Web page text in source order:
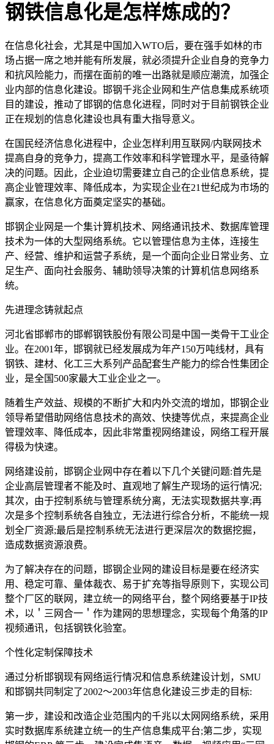
钢铁信息化是怎样炼成的？
在信息化社会，尤其是中国加入WTO后，要在强手如林的市
场占据一席之地并能有所发展，就必须提升企业自身的竞争力
和抗风险能力，而摆在面前的唯一出路就是顺应潮流，加强企
业内部的信息化建设。邯钢千兆企业网和生产信息集成系统项
目的建设，推动了邯钢的信息化进程，同时对于目前钢铁企业
正在规划的信息化建设也具有重大指导意义。
在国民经济信息化进程中，企业怎样利用互联网/内联网技术
提高自身的竞争力，提高工作效率和科学管理水平，是亟待解
决的问题。因此，企业迫切需要建立自己的企业信息系统，提
高企业管理效率、降低成本，为实现企业在21世纪成为市场的
赢家，在信息化方面奠定坚实的基础。
邯钢企业网是一个集计算机技术、网络通讯技术、数据库管理
技术为一体的大型网络系统。它以管理信息为主体，连接生
产、经营、维护和运营子系统，是一个面向企业日常业务、立
足生产、面向社会服务、辅助领导决策的计算机信息网络系
统。
先进理念铸就起点
河北省邯郸市的邯郸钢铁股份有限公司是中国一类骨干工业企
业。在2001年，邯钢就已经发展成为年产150万吨线材，具有
钢铁、建材、化工三大系列产品配套生产能力的综合性集团企
业，是全国500家最大工业企业之一。
随着生产效益、规模的不断扩大和内外交流的增加，邯钢企业
领导希望借助网络信息技术的高效、快捷等优点，来提高企业
管理效率、降低成本，因此非常重视网络建设，网络工程开展
得极为快速。
网络建设前，邯钢企业网中存在着以下几个关键问题:首先是
企业高层管理者不能及时、直观地了解生产现场的运行情况;
其次，由于控制系统与管理系统分离，无法实现数据共享;再
次是多个控制系统各自独立，无法进行综合分析，不能统一规
划全厂资源;最后是控制系统无法进行更深层次的数据挖掘，
造成数据资源浪费。
为了解决存在的问题，邯钢企业网的建设目标是要在经济实
用、稳定可靠、量体裁衣、易于扩充等指导原则下，实现公司
整个厂区的联网，建立统一的网络平台，整个网络要基于IP技
术，以＇三网合一＇作为建网的思想理念，实现每个角落的IP
视频通讯，包括钢铁化验室。
个性化定制保障技术
通过分析邯钢现有网络运行情况和信息系统建设计划，SMU
和邯钢共同制定了2002～2003年信息化建设三步走的目标:
第一步，建设和改造企业范围内的千兆以太网网络系统，采用
实时数据库系统建立统一的生产信息集成平台;第二步，实现